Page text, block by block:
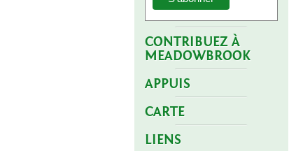
CONTRIBUEZ À
MEADOWBROOK
APPUIS
CARTE
LIENS